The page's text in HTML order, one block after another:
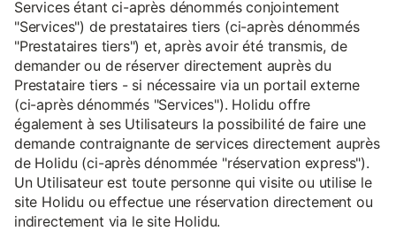
Services étant ci-après dénommés conjointement
"Services") de prestataires tiers (ci-après dénommés
"Prestataires tiers") et, après avoir été transmis, de
demander ou de réserver directement auprès du
Prestataire tiers - si nécessaire via un portail externe
(ci-après dénommés "Services"). Holidu offre
également à ses Utilisateurs la possibilité de faire une
demande contraignante de services directement auprès
de Holidu (ci-après dénommée "réservation express").
Un Utilisateur est toute personne qui visite ou utilise le
site Holidu ou effectue une réservation directement ou
indirectement via le site Holidu.